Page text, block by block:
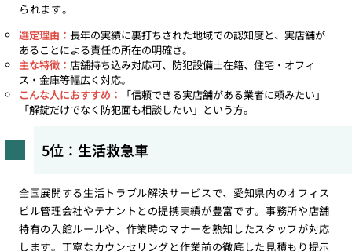
られます。
選定理由： 長年の実績に裏打ちされた地域での認知度と、実店舗が
あることによる責任の所在の明確さ。
主な特徴： 店舗持ち込み対応可、防犯設備士在籍、住宅・オフィ
ス・金庫等幅広く対応。
こんな人におすすめ：
「信頼できる実店舗がある業者に頼みたい」
「解錠だけでなく防犯面も相談したい」という方。
5位：生活救急車
全国展開する生活トラブル解決サービスで、愛知県内のオフィス
ビル管理会社やテナントとの提携実績が豊富です。事務所や店舗
特有の入館ルールや、作業時のマナーを熟知したスタッフが対応
します。丁寧なカウンセリングと作業前の徹底した見積もり提示